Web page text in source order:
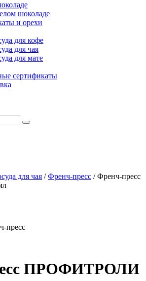
шоколаде
и орехи
для кофе
для чая
для мате
сертификаты
для чая /Френч-пресс /Френч-пресс
пресс
ПРОФИТРОЛИ